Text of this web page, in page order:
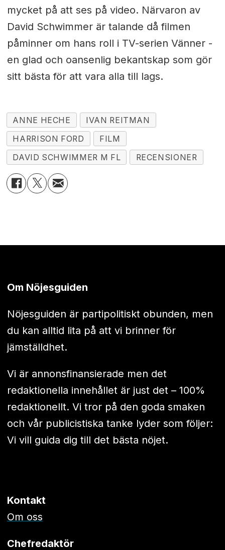
mycket på att ses på video. Närvaron av
David Schwimmer är talande då filmen
påminner om hans roll i TV-serien Vänner -
en glad och oansenlig bekantskap som gör
sitt bästa för att vara alla till lags.
ANNE HECHE
IVAN REITMAN
HARRISON FORD
FILM
DAVID SCHWIMMER M FL
RECENSIONER
Om Nöjesguiden
Nöjesguiden är partipolitiskt obunden, men
du kan alltid lita på att vi brinner för
jämställdhet.
Vi är annonsfinansierade men det
redaktionella innehållet är just det – 100%
redaktionellt. Vi tror på den goda smaken
och vår publicistiska tanke lyder som följer:
Vi vill guida dig till det bästa nöjet.
Kontakt
Om oss
Chefredaktör